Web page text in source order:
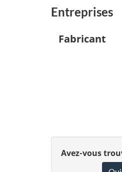
Entreprises
Fabricant
D
Avez-vous